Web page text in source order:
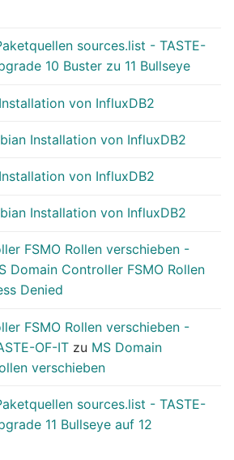
sources.list - TASTE-
10 Buster zu 11 Bullseye
von InfluxDB2
Installation von InfluxDB2
von InfluxDB2
Installation von InfluxDB2
FSMO Rollen verschieben -
Domain Controller FSMO Rollen
Denied
FSMO Rollen verschieben -
OF-IT zu MS Domain
verschieben
sources.list - TASTE-
11 Bullseye auf 12